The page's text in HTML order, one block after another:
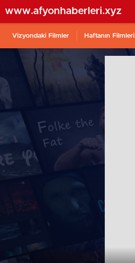
www.afyonhaberleri.xyz
Vizyondaki Filmler Haftanın Filmleri